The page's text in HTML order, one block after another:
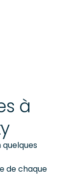
à
quelques
de chaque